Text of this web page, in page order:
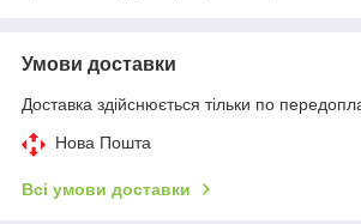
Умови доставки
Доставка здійснюється тільки по
Нова Пошта
Всі умови доставки